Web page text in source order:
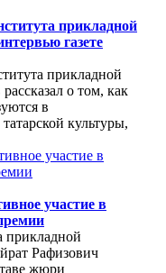
прикладной
газете
прикладной
о том, как
в
культуры,
участие в
прикладной
Рафизович
жюри